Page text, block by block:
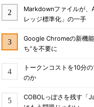
Markdownファイルが
レッジ標準化」の一手
Google Chromeの新機
ち”を不要に
トークンコストを10分
のか
COBOLっぽさを残す「